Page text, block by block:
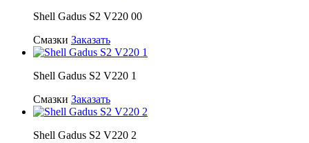
Shell Gadus S2 V220 00
Смазки Заказать
Shell Gadus S2 V220 1
Смазки Заказать
Shell Gadus S2 V220 2